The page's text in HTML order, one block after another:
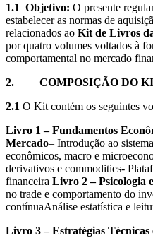
1.1 Objetivo: O presente
estabelecer as normas de
relacionados ao Kit de Livros
por quatro volumes voltados à
comportamental no mercado
2. COMPOSIÇÃO DO
2.1 O Kit contém os seguintes
Livro 1 – Fundamentos
Mercado– Introdução ao
econômicos, macro e
derivativos e commodities-
financeira Livro 2 – Psicologia
no trade e comportamento do
contínuaAnálise estatística e
Livro 3 – Estratégias Técnicas